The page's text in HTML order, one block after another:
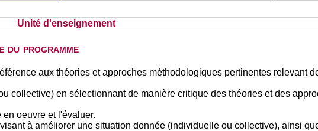
Unité d'enseignement
programme
aux théories et approches méthodologiques pertinentes relevant
collective) en sélectionnant de manière critique des théories et des
oeuvre et l'évaluer.
à améliorer une situation donnée (individuelle ou collective), ainsi